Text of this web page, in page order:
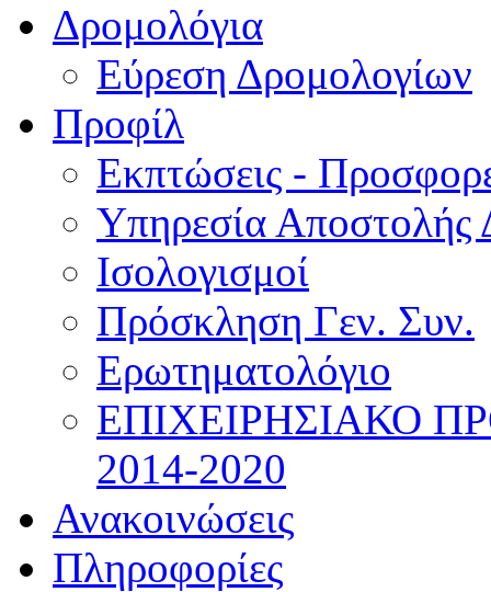
Δρομολόγια
Εύρεση Δρομολογίων
Προφίλ
Εκπτώσεις -
Υπηρεσία Αποστολής
Ισολογισμοί
Πρόσκληση Γεν. Συν.
Ερωτηματολόγιο
ΕΠΙΧΕΙΡΗΣΙΑΚΟ
2014-2020
Ανακοινώσεις
Πληροφορίες